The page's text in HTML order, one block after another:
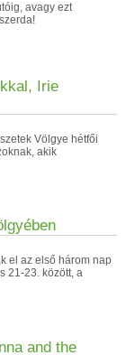
avagy ezt
Irie
Völgye hétfői
akik
el az első három nap
21-23. között, a
and the